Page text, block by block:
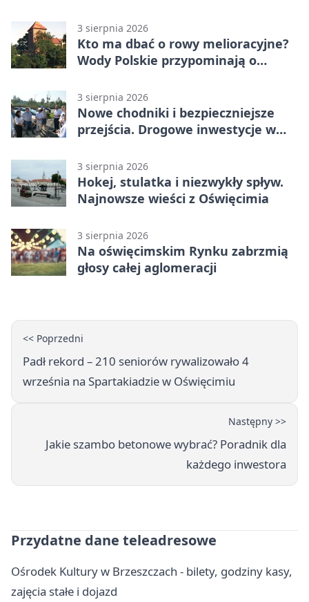
3 sierpnia 2026
Kto ma dbać o rowy melioracyjne?
Wody Polskie przypominają o
3 sierpnia 2026
Nowe chodniki i bezpieczniejsze
przejścia. Drogowe inwestycje w
3 sierpnia 2026
Hokej, stulatka i niezwykły spływ.
Najnowsze wieści z Oświęcimia
3 sierpnia 2026
Na oświęcimskim Rynku zabrzmią
głosy całej aglomeracji
<< Poprzedni
Padł rekord – 210 seniorów rywalizowało 4
września na Spartakiadzie w Oświęcimiu
Następny >>
Jakie szambo betonowe wybrać? Poradnik dla
każdego inwestora
Przydatne dane teleadresowe
Ośrodek Kultury w Brzeszczach - bilety, godziny kasy,
zajęcia stałe i dojazd